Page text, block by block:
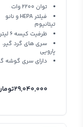
Vacuum Cleaner
توان 2200 وات
فیلتر HEPA و نانو
تیتانیوم
ظرفیت کیسه 6 لیتر
سری های گرد گیر،
پارویی
دارای سری گوشه
29,040,000